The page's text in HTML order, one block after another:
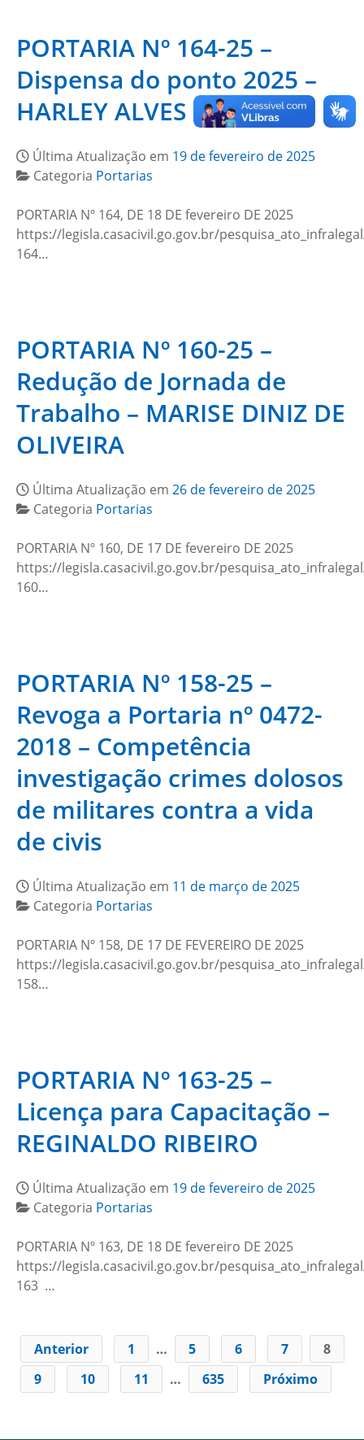
PORTARIA Nº 164-25 –
Dispensa do ponto 2025 –
HARLEY ALVES CARNEIRO
Última Atualização em 19 de fevereiro de 2025
Categoria Portarias
PORTARIA Nº 164, DE 18 DE fevereiro DE 2025
https://legisla.casacivil.go.gov.br/
164…
PORTARIA Nº 160-25 –
Redução de Jornada de
Trabalho – MARISE DINIZ DE
OLIVEIRA
Última Atualização em 26 de fevereiro de 2025
Categoria Portarias
PORTARIA Nº 160, DE 17 DE fevereiro DE 2025
https://legisla.casacivil.go.gov.br/
160…
PORTARIA Nº 158-25 –
Revoga a Portaria nº 0472-
2018 – Competência
investigação crimes dolosos
de militares contra a vida
de civis
Última Atualização em 11 de março de 2025
Categoria Portarias
PORTARIA Nº 158, DE 17 DE FEVEREIRO DE 2025
https://legisla.casacivil.go.gov.br/
158…
PORTARIA Nº 163-25 –
Licença para Capacitação –
REGINALDO RIBEIRO
Última Atualização em 19 de fevereiro de 2025
Categoria Portarias
PORTARIA Nº 163, DE 18 DE fevereiro DE 2025
https://legisla.casacivil.go.gov.br/
163 …
Anterior 1 … 5 6 7
8
9
10 11 … 635 Próximo